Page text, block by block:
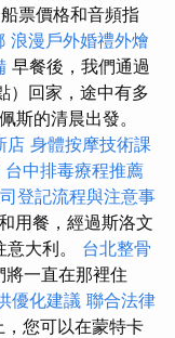
票價格和音頻指
浪漫戶外婚禮外燴
早餐後，我們通過
）回家，途中有多
斯的清晨出發。
店 身體按摩技術課
台中排毒療程推薦
登記流程與注意事
用餐，經過斯洛文
大利。 台北整骨
一直在那裡住
優化建議 聯合法律
，您可以在蒙特卡